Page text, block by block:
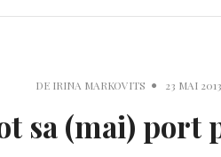
DE IRINA MARKOVITS 23 MAI 2013
sa (mai) port